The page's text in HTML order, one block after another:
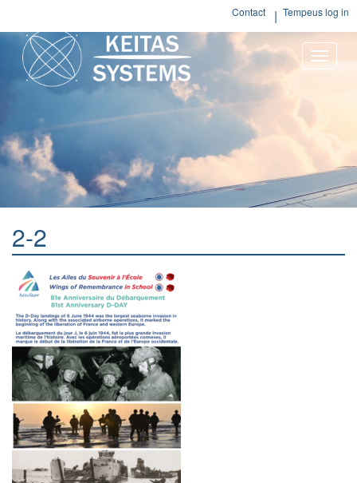
Contact Tempeus log in
Toggle
2-2